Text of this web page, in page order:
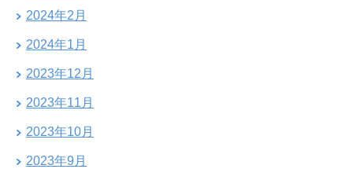
2024年2月
2024年1月
2023年12月
2023年11月
2023年10月
2023年9月